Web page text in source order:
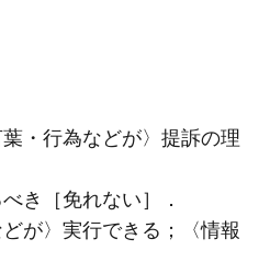
葉・行為などが〉提訴の理
き［免れない］
．
が〉実行できる；〈情報